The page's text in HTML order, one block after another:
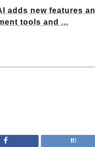
adds new features
tools and ...